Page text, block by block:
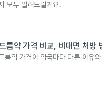
모두 알려드릴게요.
름약 가격 비교, 비대면 처방
름약 가격이 약국마다 다른 이유